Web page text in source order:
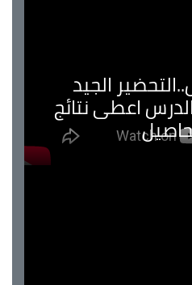
الجيد
اعطى نتائج